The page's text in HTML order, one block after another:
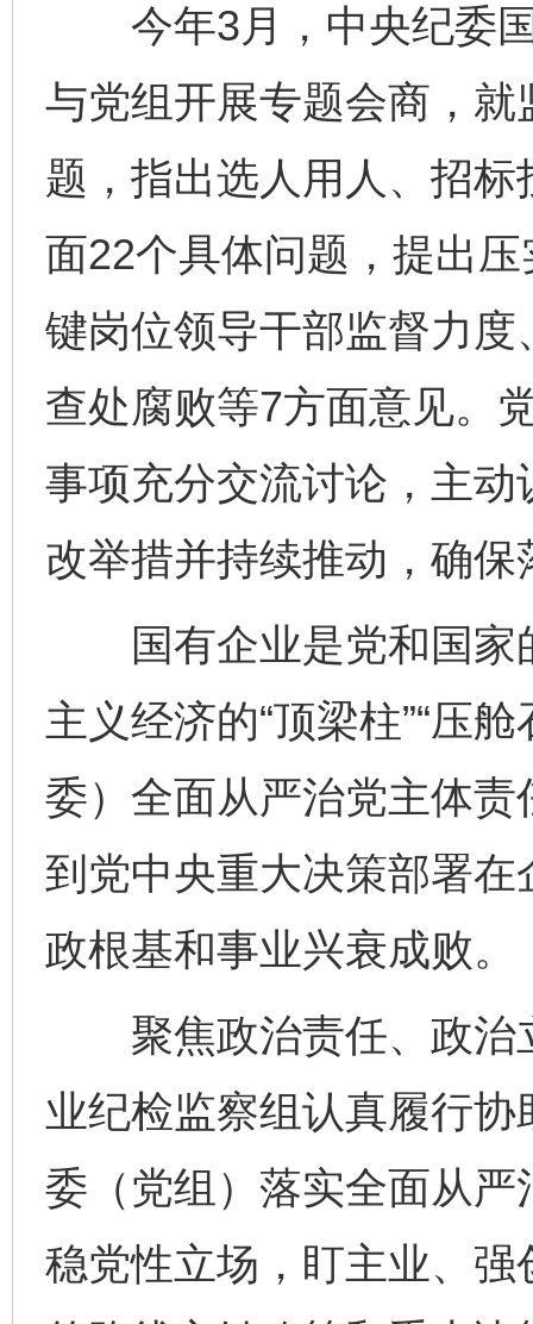
今年3月，中央纪委国
与党组开展专题会商，
题，指出选人用人、招
面22个具体问题，提出压
键岗位领导干部监督力
查处腐败等7方面意见。
事项充分交流讨论，主
改举措并持续推动，确保
国有企业是党和国家
主义经济的“顶梁柱”“压
委）全面从严治党主体
到党中央重大决策部署
政根基和事业兴衰成败。
聚焦政治责任、政治
业纪检监察组认真履行
委（党组）落实全面从
稳党性立场，盯主业、